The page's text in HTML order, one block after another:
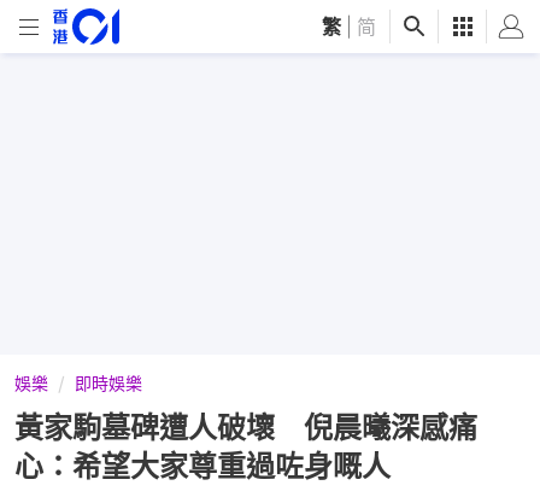
繁 简
娛樂 即時娛樂
黃家駒墓碑遭人破壞 倪晨曦深感痛
心：希望大家尊重過咗身嘅人